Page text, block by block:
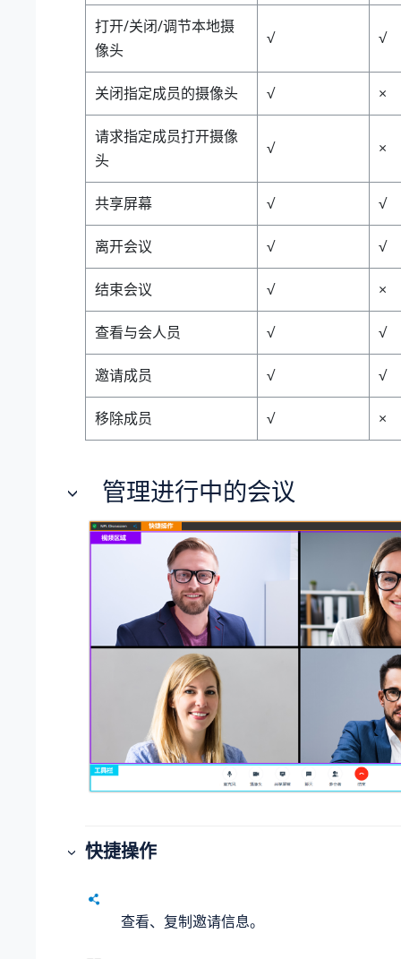
打开/关闭/调节本地摄
像头
√ √
关闭指定成员的摄像头 √ ×
请求指定成员打开摄像
头
√ ×
共享屏幕 √ √
离开会议 √ √
结束会议 √ ×
查看与会人员 √ √
邀请成员 √ √
移除成员 √ ×
管理进行中的会议
快捷操作
查看、复制邀请信息。